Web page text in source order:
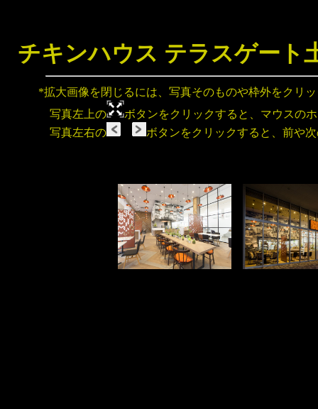
チキンハウス テラスゲー
*拡大画像を閉じるには、写真そのものや枠外をクリ
写真左上の
ボタンをクリックすると、マウスの
写真左右の
ボタンをクリックすると、前や